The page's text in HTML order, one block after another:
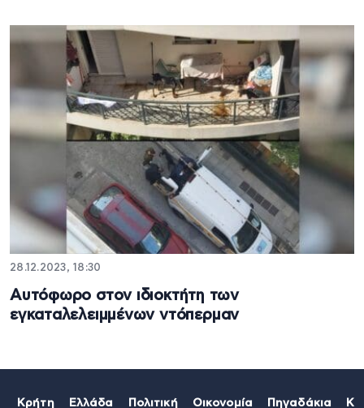
28.12.2023, 18:30
Αυτόφωρο στον ιδιοκτήτη των
εγκαταλελειμμένων ντόπερμαν
Κρήτη Ελλάδα Πολιτική Οικονομία Πηγαδάκια